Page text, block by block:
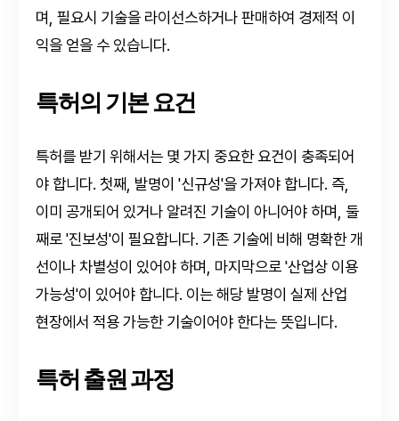
며, 필요시 기술을 라이선스하거나 판매하여 경제적 이
익을 얻을 수 있습니다.
특허의 기본 요건
특허를 받기 위해서는 몇 가지 중요한 요건이 충족되어
야 합니다. 첫째, 발명이 '신규성'을 가져야 합니다. 즉,
이미 공개되어 있거나 알려진 기술이 아니어야 하며, 둘
째로 '진보성'이 필요합니다. 기존 기술에 비해 명확한 개
선이나 차별성이 있어야 하며, 마지막으로 '산업상 이용
가능성'이 있어야 합니다. 이는 해당 발명이 실제 산업
현장에서 적용 가능한 기술이어야 한다는 뜻입니다.
특허 출원 과정